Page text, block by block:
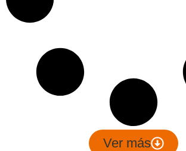
Ver más